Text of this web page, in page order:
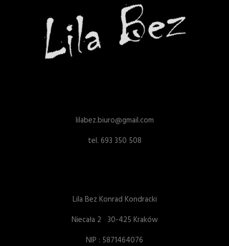
lilabez.biuro@gmail.com
tel. 693 350 508
Lila Bez Konrad Kondracki
Niecała 2 30-425 Kraków
NIP : 5871464076